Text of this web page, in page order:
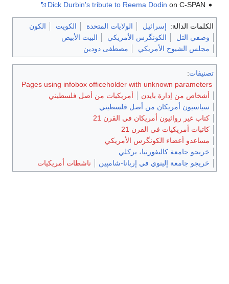
Dick Durbin's tribute to Reema Dodin on C-SPAN
الكلمات الدالة: إسرائيل الولايات المتحدة الكويت
الكون
وصفي التل
الكونگرس الأمريكي
البيت الأبيض
مجلس الشيوخ الأمريكي
مصطفى دودين
تصنيفات:
Pages using infobox officeholder with unknown parameters
أشخاص من إدارة بايدن
أمريكيات من أصل فلسطيني
سياسيون أمريكان من أصل فلسطيني
كتاب غير روائيون أمريكان في القرن 21
كاتبات أمريكيات في القرن 21
مساعدو أعضاء الكونگرس الأمريكي
خريجو جامعة كاليفورنيا، بركلي
خريجو جامعة إلينوي في إربانا-شامپين
ناشطات أمريكيات